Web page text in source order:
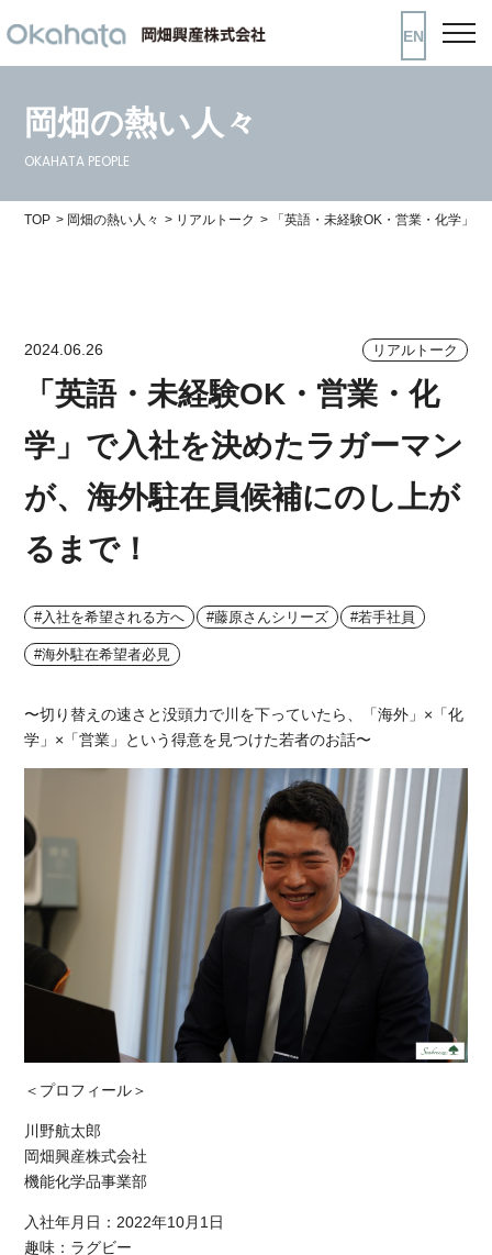
EN
岡畑の熱い人々
OKAHATA PEOPLE
TOP 岡畑の熱い人々 リアルトーク 「英語・未経験OK・営業・化学」
2024.06.26 リアルトーク
「英語・未経験OK・営業・化
学」で入社を決めたラガーマン
が、海外駐在員候補にのし上が
るまで！
#入社を希望される方へ #藤原さんシリーズ #若手社員
#海外駐在希望者必見
〜切り替えの速さと没頭力で川を下っていたら、「海外」×「化
学」×「営業」という得意を見つけた若者のお話〜
＜プロフィール＞
川野航太郎
岡畑興産株式会社
機能化学品事業部
入社年月日：2022年10月1日
趣味：ラグビー